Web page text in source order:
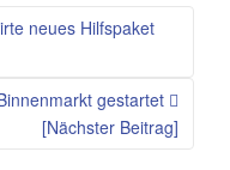
neues Hilfspaket
gestartet
[Nächster Beitrag]